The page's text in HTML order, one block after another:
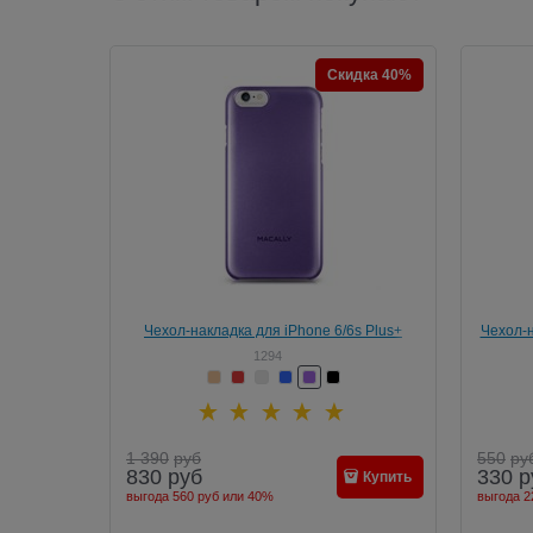
Чехол-накладка для iPhone 6/6s Plus+
Macally Snap-on
1294
Скидка 40%
1 390 руб
830 руб
выгода 560 руб или 40%
Купить
Чехол-
550
330
выгода